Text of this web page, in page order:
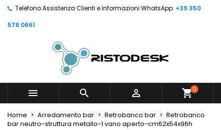
Telefono Assistenza Clienti e Informazioni WhatsApp: +39 350
578 0661
   shopping_cart0
Home Arredamento bar Retrobanco bar
Retrobanco
bar neutro-struttura metallo-1 vano aperto-cm62x54x96h